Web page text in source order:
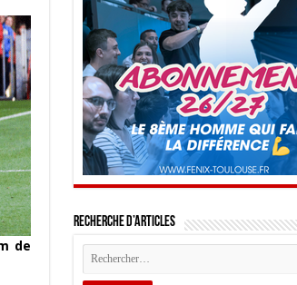
de
Recherche d’articles